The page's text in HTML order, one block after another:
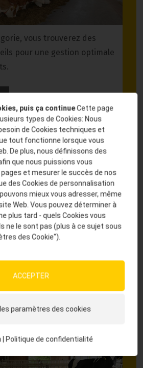
vous trouverez des
pour une gestion optimale
et en bonne santé
avec nos conseils.
puis ça continueCette page
types de Cookies: Nous
de Cookies techniques et
tout fonctionne lorsque vous
De plus, nous définissons des
que nous puissions vous
et mesurer le succès de nos
des Cookies de personnalisation
mieux vous adresser, même
Web. Vous pouvez déterminer à
plus tard - quels Cookies vous
ne le sont pas (plus à ce sujet sous
des Cookie").
ACCEPTER
paramètres des cookies
| Politique de confidentialité